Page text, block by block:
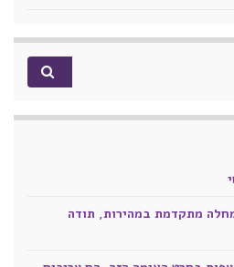
מתקדמת במהירות, תודה